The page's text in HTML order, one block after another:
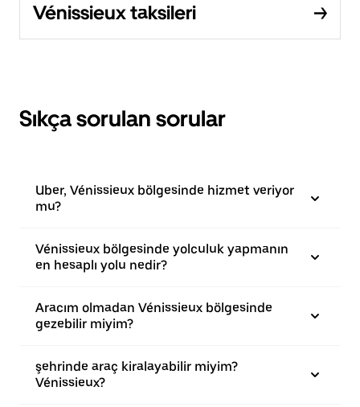
Vénissieux taksileri
Sıkça sorulan sorular
Uber, Vénissieux bölgesinde hizmet veriyor
mu?
Vénissieux bölgesinde yolculuk yapmanın
en hesaplı yolu nedir?
Aracım olmadan Vénissieux bölgesinde
gezebilir miyim?
şehrinde araç kiralayabilir miyim?
Vénissieux?